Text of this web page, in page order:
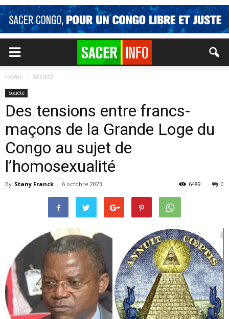
Home Société
Société
Des tensions entre francs-
maçons de la Grande Loge du
Congo au sujet de
l’homosexualité
By Stany Franck - 6 octobre 2023 0
6489